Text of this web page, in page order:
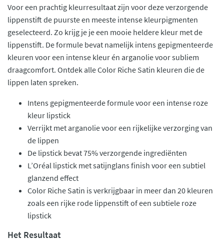
Voor een prachtig kleurresultaat zijn voor deze verzorgende
lippenstift de puurste en meeste intense kleurpigmenten
geselecteerd. Zo krijg je je een mooie heldere kleur met de
lippenstift. De formule bevat namelijk intens gepigmenteerde
kleuren voor een intense kleur én arganolie voor subliem
draagcomfort. Ontdek alle Color Riche Satin kleuren die de
lippen laten spreken.
Intens gepigmenteerde formule voor een intense roze
kleur lipstick
Verrijkt met arganolie voor een rijkelijke verzorging van
de lippen
De lipstick bevat 75% verzorgende ingrediënten
L’Oréal lipstick met satijnglans finish voor een subtiel
glanzend effect
Color Riche Satin is verkrijgbaar in meer dan 20 kleuren
zoals een rijke rode lippenstift of een subtiele roze
lipstick
Het Resultaat